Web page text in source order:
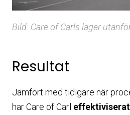
Bild: Care of Carls lager
Resultat
Jämfört med tidigare när
har Care of Carl